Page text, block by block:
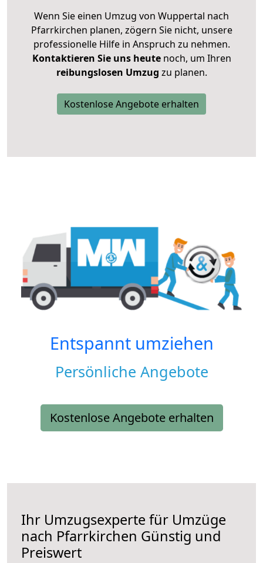
Wenn Sie einen Umzug von Wuppertal nach
Pfarrkirchen planen, zögern Sie nicht, unsere
professionelle Hilfe in Anspruch zu nehmen.
Kontaktieren Sie uns heutenoch, um Ihren
reibungslosen Umzug zu planen.
Kostenlose Angebote erhalten
Entspannt umziehen
Persönliche Angebote
Kostenlose Angebote erhalten
Ihr Umzugsexperte für Umzüge
nach Pfarrkirchen Günstig und
Preiswert